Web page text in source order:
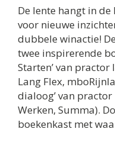
De lente hangt in
voor nieuwe
dubbele winactie!
twee inspirerende
Starten’ van practor
Lang Flex,
dialoog’ van
Werken, Summa).
boekenkast met